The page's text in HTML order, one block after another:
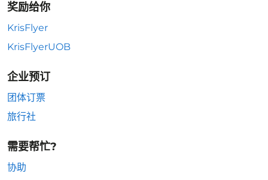
奖励给你
KrisFlyer
KrisFlyerUOB
企业预订
团体订票
旅行社
需要帮忙?
协助